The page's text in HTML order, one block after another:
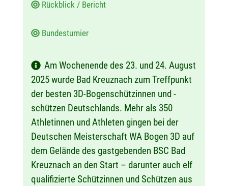
Rückblick / Bericht
Bundesturnier
Am Wochenende des 23. und 24. August
2025 wurde Bad Kreuznach zum Treffpunkt
der besten 3D-Bogenschützinnen und -
schützen Deutschlands. Mehr als 350
Athletinnen und Athleten gingen bei der
Deutschen Meisterschaft WA Bogen 3D auf
dem Gelände des gastgebenden BSC Bad
Kreuznach an den Start – darunter auch elf
qualifizierte Schützinnen und Schützen aus